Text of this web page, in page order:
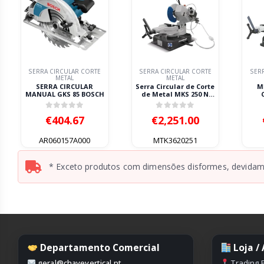
SERRA CIRCULAR CORTE
Serra Circular de Corte
de Metal MKS 250 N
METALLKRAFT 230V 1.1kW
€2,251.00
MTK3620251
SERRA CIRCULAR CORTE
METAL
MKS 275 N SERRA
CIRCULAR 400V
METALLKRAFT
€2,644.50
MTK3620275
* Exceto produtos com dimensões disformes,
Departamento Comercial Loja /